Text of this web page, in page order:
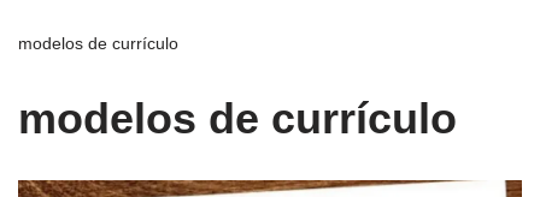
modelos de currículo
modelos de currículo